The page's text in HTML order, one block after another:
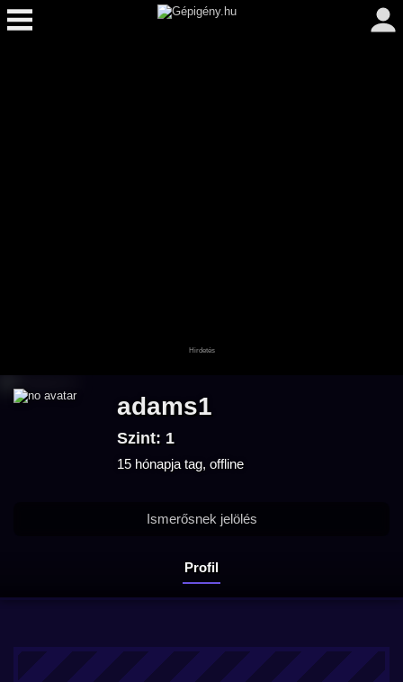
adams1
Szint: 1
15 hónapja tag, offline
Profil
Ismerősnek jelölés